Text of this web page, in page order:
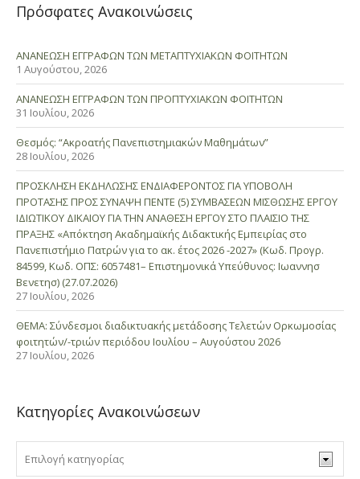
Πρόσφατες Ανακοινώσεις
ΑΝΑΝΕΩΣΗ ΕΓΓΡΑΦΩΝ ΤΩΝ ΜΕΤΑΠΤΥΧΙΑΚΩΝ ΦΟΙΤΗΤΩΝ
1 Αυγούστου, 2026
ΑΝΑΝΕΩΣΗ ΕΓΓΡΑΦΩΝ ΤΩΝ ΠΡΟΠΤΥΧΙΑΚΩΝ ΦΟΙΤΗΤΩΝ
31 Ιουλίου, 2026
Θεσμός: “Ακροατής Πανεπιστημιακών Μαθημάτων”
28 Ιουλίου, 2026
ΠΡΟΣΚΛΗΣΗ ΕΚΔΗΛΩΣΗΣ ΕΝΔΙΑΦΕΡΟΝΤΟΣ ΓΙΑ ΥΠΟΒΟΛΗ
ΠΡΟΤΑΣΗΣ ΠΡΟΣ ΣΥΝΑΨΗ ΠΕΝΤΕ (5) ΣΥΜΒΑΣΕΩΝ ΜΙΣΘΩΣΗΣ ΕΡΓΟΥ
ΙΔΙΩΤΙΚΟΥ ΔΙΚΑΙΟΥ ΓΙΑ ΤΗΝ ΑΝΑΘΕΣΗ ΕΡΓΟΥ ΣΤΟ ΠΛΑΙΣΙΟ ΤΗΣ
ΠΡΑΞΗΣ «Απόκτηση Ακαδημαϊκής Διδακτικής Εμπειρίας στο
Πανεπιστήμιο Πατρών για το ακ. έτος 2026 -2027» (Κωδ. Προγρ.
84599, Κωδ. ΟΠΣ: 6057481– Επιστημονικά Υπεύθυνος: Ιωαννησ
Βενετησ) (27.07.2026)
27 Ιουλίου, 2026
ΘΕΜΑ: Σύνδεσμοι διαδικτυακής μετάδοσης Τελετών Ορκωμοσίας
φοιτητών/-τριών περιόδου Ιουλίου – Αυγούστου 2026
27 Ιουλίου, 2026
Κατηγορίες Ανακοινώσεων